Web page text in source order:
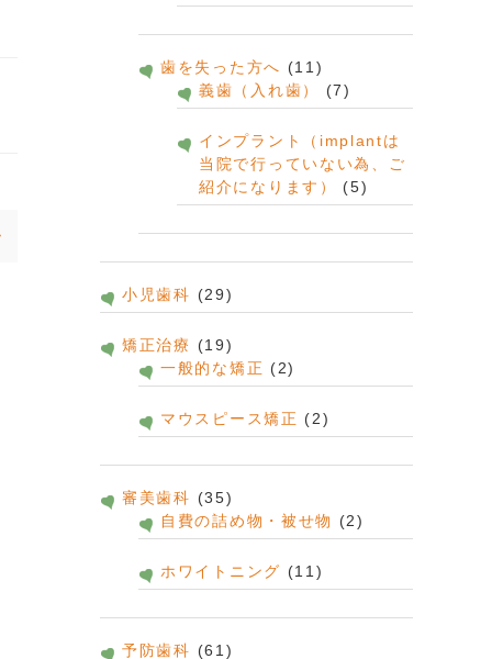
歯を失った方へ (11)
義歯（入れ歯）
(7)
インプラント（implantは
当院で行っていない為、ご
紹介になります）
(5)
小児歯科 (29)
矯正治療
(19)
一般的な矯正 (2)
マウスピース矯正 (2)
審美歯科 (35)
自費の詰め物・被せ物
(2)
ホワイトニング (11)
予防歯科 (61)